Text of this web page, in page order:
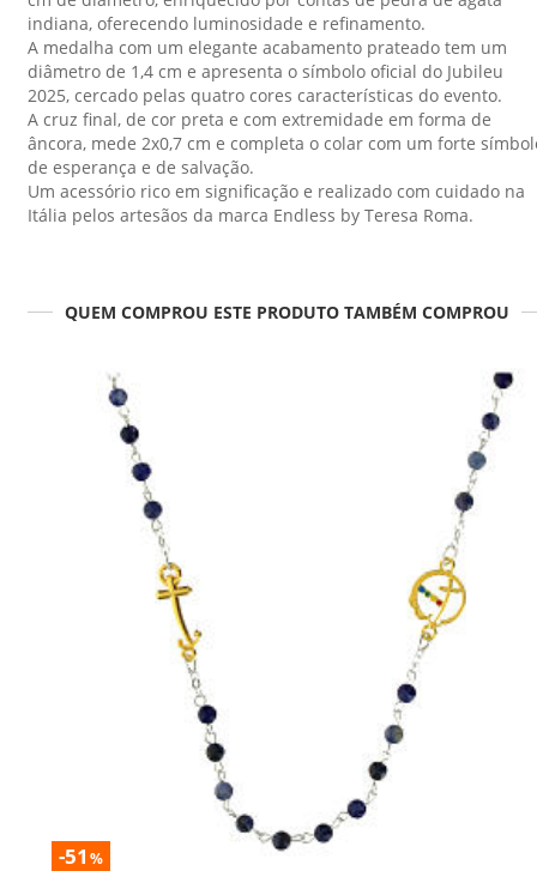
indiana, oferecendo luminosidade e refinamento.
A medalha com um elegante acabamento prateado tem um
diâmetro de 1,4 cm e apresenta o símbolo oficial do Jubileu
2025, cercado pelas quatro cores características do evento.
A cruz final, de cor preta e com extremidade em forma de
âncora, mede 2x0,7 cm e completa o colar com um forte
de esperança e de salvação.
Um acessório rico em significação e realizado com cuidado na
Itália pelos artesãos da marca Endless by Teresa Roma.
QUEM COMPROU ESTE PRODUTO TAMBÉM COMPROU
-51 %